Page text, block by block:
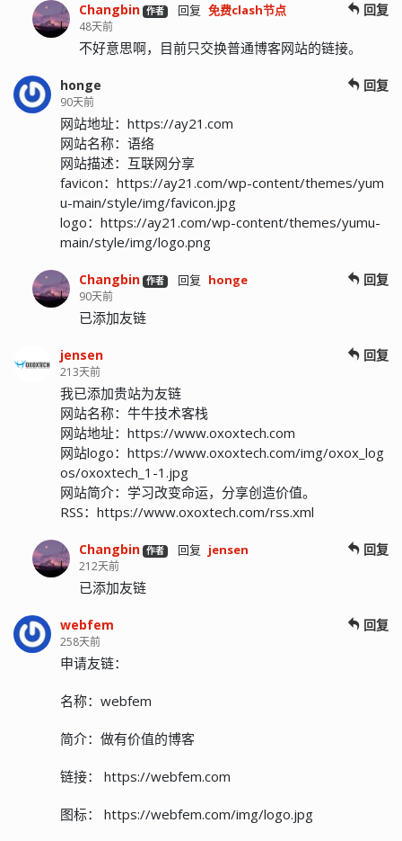
Changbin 作者 回复 免费clash节点
48天前
回复
不好意思啊，目前只交换普通博客网站的链接。
honge
90天前
回复
网站地址：https://ay21.com
网站名称：语络
网站描述：互联网分享
favicon：https://ay21.com/wp-content/themes/yum
u-main/style/img/favicon.jpg
logo：https://ay21.com/wp-content/themes/yumu-
main/style/img/logo.png
Changbin 作者 回复 honge
90天前
回复
已添加友链
jensen
213天前
回复
我已添加贵站为友链
网站名称：牛牛技术客栈
网站地址：https://www.oxoxtech.com
网站logo：https://www.oxoxtech.com/img/oxox_log
os/oxoxtech_1-1.jpg
网站简介：学习改变命运，分享创造价值。
RSS：https://www.oxoxtech.com/rss.xml
Changbin 作者 回复 jensen
212天前
回复
已添加友链
webfem
258天前
回复
申请友链：
名称：webfem
简介：做有价值的博客
链接： https://webfem.com
图标： https://webfem.com/img/logo.jpg